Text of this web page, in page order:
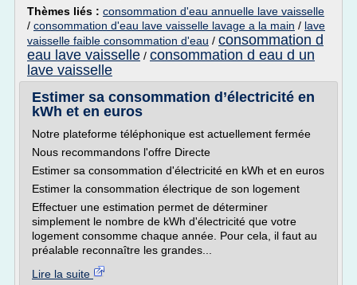
Thèmes liés : consommation d'eau annuelle lave vaisselle
/ consommation d'eau lave vaisselle lavage a la main / lave
vaisselle faible consommation d'eau / consommation d
eau lave vaisselle / consommation d eau d un
lave vaisselle
Estimer sa consommation d’électricité en
kWh et en euros
Notre plateforme téléphonique est actuellement fermée
Nous recommandons l'offre Directe
Estimer sa consommation d'électricité en kWh et en euros
Estimer la consommation électrique de son logement
Effectuer une estimation permet de déterminer
simplement le nombre de kWh d'électricité que votre
logement consomme chaque année. Pour cela, il faut au
préalable reconnaître les grandes...
Lire la suite